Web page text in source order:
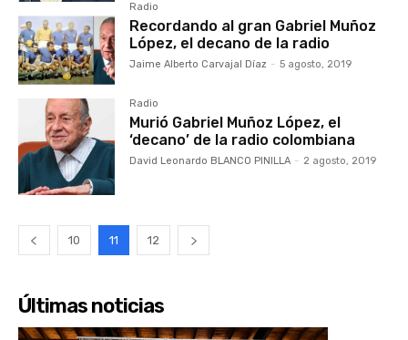
Radio
Recordando al gran Gabriel Muñoz
López, el decano de la radio
Jaime Alberto Carvajal Díaz - 5 agosto, 2019
Radio
Murió Gabriel Muñoz López, el
‘decano’ de la radio colombiana
David Leonardo BLANCO PINILLA - 2 agosto, 2019
10 11 12
Últimas noticias